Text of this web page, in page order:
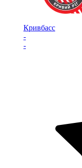
Кривбасс
-
-